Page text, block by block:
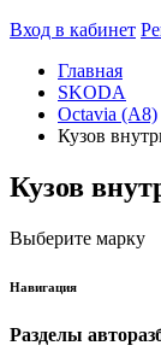
Вход в кабинет
Главная
SKODA
Octavia (A8)
Кузов
Кузов
Выберите марку
Навигация
Разделы